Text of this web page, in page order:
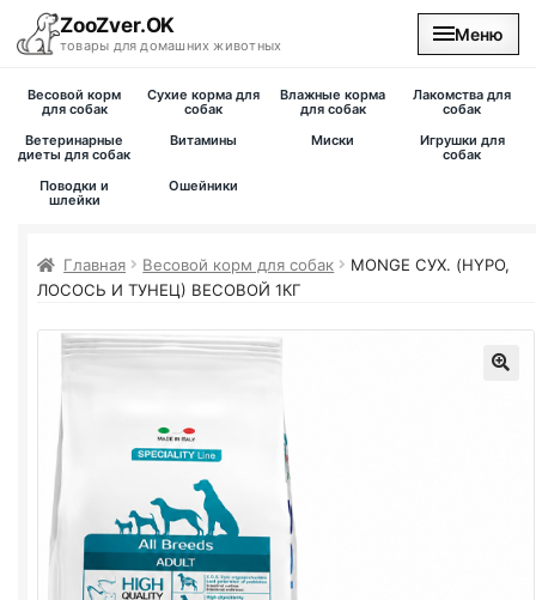
ZooZver.OK
товары для домашних животных
Меню
На главную
Вакансии
Весовой корм
для собак
Сухие корма для
собак
Влажные корма
для собак
Лакомства для
собак
Ветеринарные
диеты для собак
Витамины Миски
Игрушки для
собак
Поводки и
шлейки
Ошейники
Главная Весовой корм для собак
MONGE СУХ. (HYPO,
ЛОСОСЬ И ТУНЕЦ) ВЕСОВОЙ 1КГ